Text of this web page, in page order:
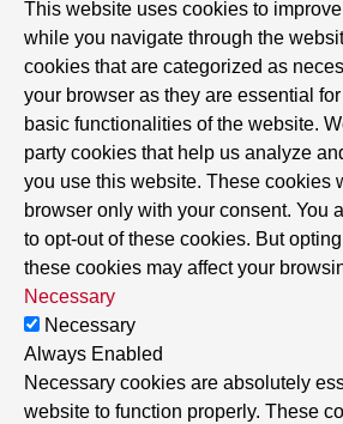
This website uses cookies to
while you navigate through the
cookies that are categorized as
your browser as they are essential
basic functionalities of the website.
party cookies that help us analyze
you use this website. These cookies
browser only with your consent. You
to opt-out of these cookies. But
these cookies may affect your
Necessary
Necessary
Always Enabled
Necessary cookies are absolutely
website to function properly. These